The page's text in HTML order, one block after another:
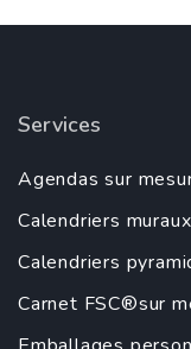
Services
Agendas sur
Calendriers
Calendriers
Carnet FSC®sur